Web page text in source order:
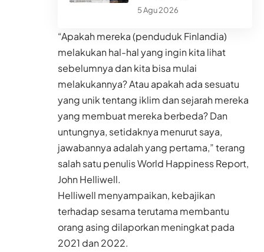
5 Agu 2026
“Apakah mereka (penduduk Finlandia)
melakukan hal-hal yang ingin kita lihat
sebelumnya dan kita bisa mulai
melakukannya? Atau apakah ada sesuatu
yang unik tentang iklim dan sejarah mereka
yang membuat mereka berbeda? Dan
untungnya, setidaknya menurut saya,
jawabannya adalah yang pertama,” terang
salah satu penulis World Happiness Report,
John Helliwell.
Helliwell menyampaikan, kebajikan
terhadap sesama terutama membantu
orang asing dilaporkan meningkat pada
2021 dan 2022.